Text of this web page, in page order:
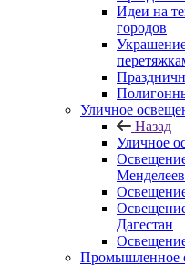
Идеи на
городов
Уличное
Назад
Уличное
Дагестан
Промышленное